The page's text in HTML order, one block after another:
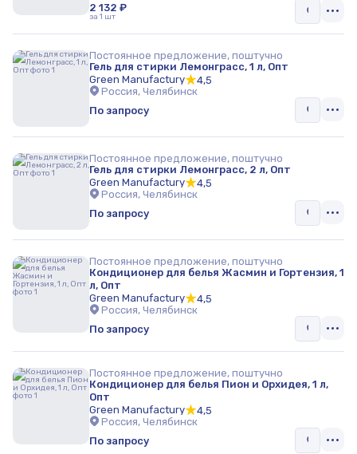
2 132 ₽
за 1 шт
Постоянное предложение, поштучно
Гель для стирки Лемонграсс, 1 л, Опт
Green Manufactury
4,5
Россия, Челябинск
По запросу
Постоянное предложение, поштучно
Гель для стирки Лемонграсс, 2 л, Опт
Green Manufactury
4,5
Россия, Челябинск
По запросу
Постоянное предложение, поштучно
Кондиционер для белья Жасмин и Гортензия, 1
л, Опт
Green Manufactury
4,5
Россия, Челябинск
По запросу
Постоянное предложение, поштучно
Кондиционер для белья Пион и Орхидея, 1 л,
Опт
Green Manufactury
4,5
Россия, Челябинск
По запросу